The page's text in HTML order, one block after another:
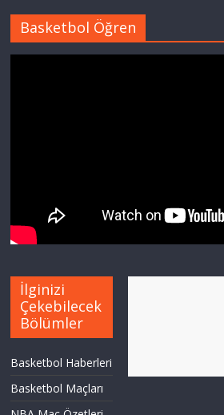
Basketbol Öğren
İlginizi
Çekebilecek
Bölümler
Basketbol Haberleri
Basketbol Maçları